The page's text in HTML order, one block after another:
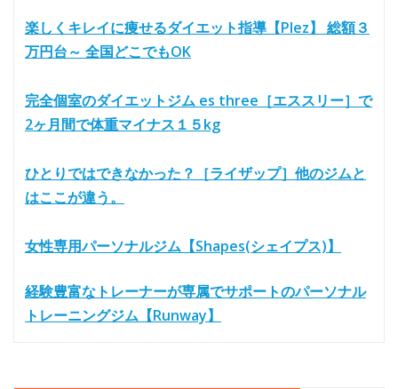
楽しくキレイに痩せるダイエット指導【Plez】 総額３
万円台～ 全国どこでもOK
完全個室のダイエットジム es three［エススリー］で
2ヶ月間で体重マイナス１５kg
ひとりではできなかった？［ライザップ］他のジムと
はここが違う。
女性専用パーソナルジム【Shapes(シェイプス)】
経験豊富なトレーナーが専属でサポートのパーソナル
トレーニングジム【Runway】